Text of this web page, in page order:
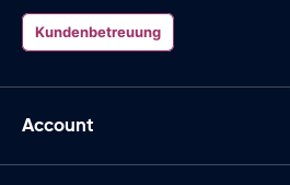
Kundenbetreuung
Account